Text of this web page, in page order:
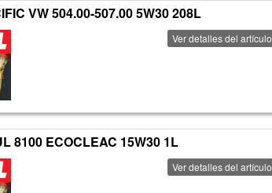
VW 504.00-507.00 5W30 208L
Ver detalles del artículo
8100 ECOCLEAC 15W30 1L
Ver detalles del artículo